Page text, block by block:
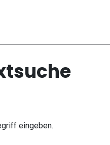
eingeben.